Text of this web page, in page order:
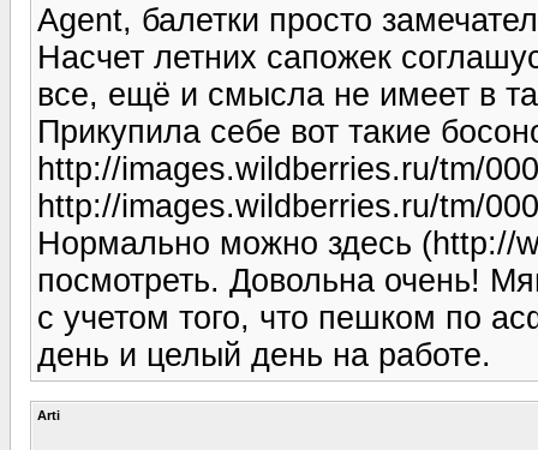
Agent, балетки просто
Насчет летних сапожек
все, ещё и смысла не имеет в
Прикупила себе вот такие
http://images.wildberries.ru/tm/
http://images.wildberries.ru/tm/
Нормально можно здесь (http://
посмотреть. Довольна очень!
с учетом того, что пешком по
день и целый день на работе.
Arti